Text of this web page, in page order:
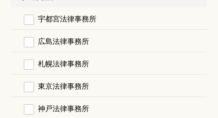
宇都宮法律事務所
広島法律事務所
札幌法律事務所
東京法律事務所
神戸法律事務所